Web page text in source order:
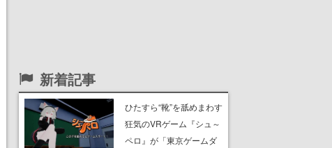
新着記事
ひたすら“靴”を舐めまわす
狂気のVRゲーム『シュ～
ペロ』が「東京ゲームダ